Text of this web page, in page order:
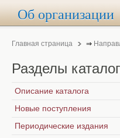
Об организации
Главная страница ⇒
Разделы
Описание каталога
Новые поступления
Периодические издания